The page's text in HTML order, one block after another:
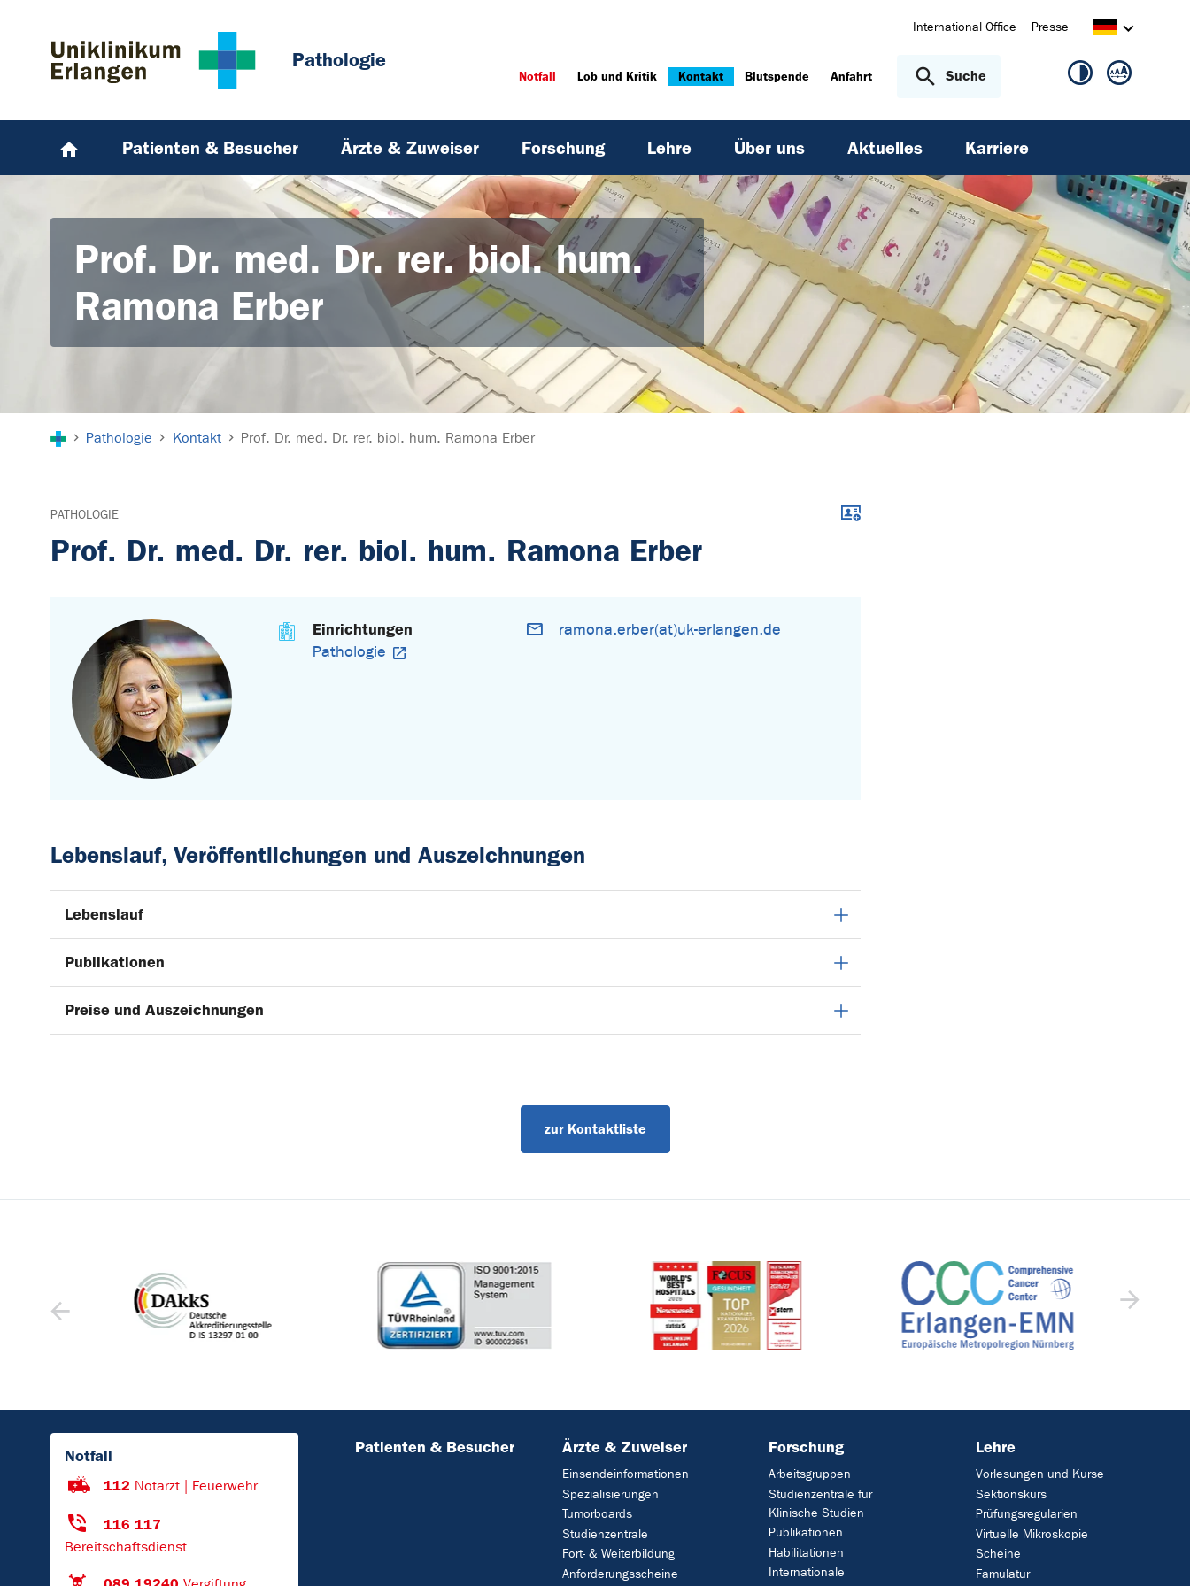
Pathologie
International Office Presse
Notfall Lob und Kritik Kontakt Blutspende Anfahrt Suche
Patienten & Besucher Ärzte & Zuweiser Forschung Lehre Über uns Aktuelles Karriere
Prof. Dr. med. Dr. rer. biol. hum.
Ramona Erber
Pathologie Kontakt Prof. Dr. med. Dr. rer. biol. hum. Ramona Erber
PATHOLOGIE
Prof. Dr. med. Dr. rer. biol. hum. Ramona Erber
Download im .vcf-Format
Einrichtungen
Pathologie
ramona.erber(at)uk-erlangen.de
Lebenslauf, Veröffentlichungen und Auszeichnungen
Lebenslauf
Publikationen
Preise und Auszeichnungen
zur Kontaktliste
Notfall
112 Notarzt | Feuerwehr
116 117
Bereitschaftsdienst
Patienten & Besucher Ärzte & Zuweiser
Einsendeinformationen
Spezialisierungen
Tumorboards
Studienzentrale
Fort- & Weiterbildung
Anforderungsscheine
Forschung
Arbeitsgruppen
Studienzentrale für
Klinische Studien
Publikationen
Habilitationen
Internationale
Lehre
Vorlesungen und Kurse
Sektionskurs
Prüfungsregularien
Virtuelle Mikroskopie
Scheine
Famulatur